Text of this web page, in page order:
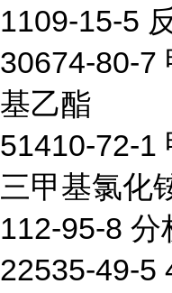
1109-15-5
30674-80-7
基乙酯
51410-72-1
三甲基氯化
112-95-8 分
22535-49-5